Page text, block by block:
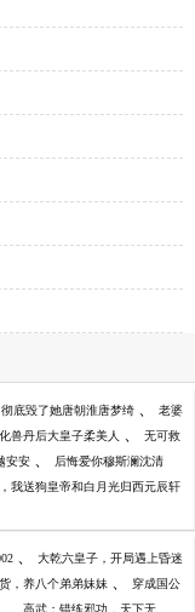
彻底毁了她唐朝淮唐梦绮 、 老婆
兽丹后大皇子柔美人 、 无可救
安安 、 后悔爱你穆斯澜沈清
我送狗皇帝和白月光归西元辰轩
、 大乾六皇子，开局遇上昏迷
，养八个弟弟妹妹 、 穿成国公
高武：错练邪功，天下无